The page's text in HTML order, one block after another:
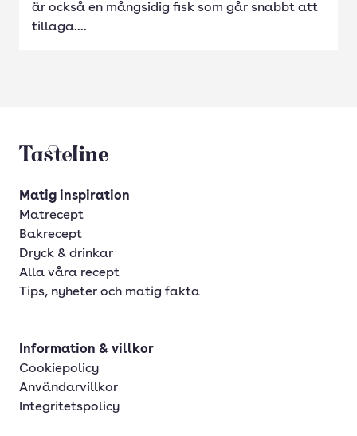
är också en mångsidig fisk som går snabbt att
tillaga....
Tasteline startsida
Matig inspiration
Matrecept
Bakrecept
Dryck & drinkar
Alla våra recept
Tips, nyheter och matig fakta
Information & villkor
Cookiepolicy
Användarvillkor
Integritetspolicy